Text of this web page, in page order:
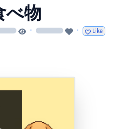
べ物
· loading · Like